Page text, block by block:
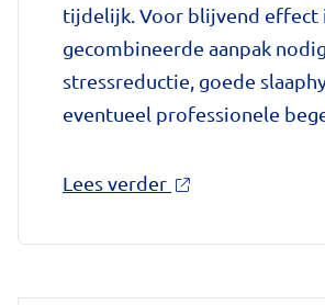
tijdelijk. Voor blijvend effect
gecombineerde aanpak
stressreductie, goede
eventueel professionele
Lees verder over
bij